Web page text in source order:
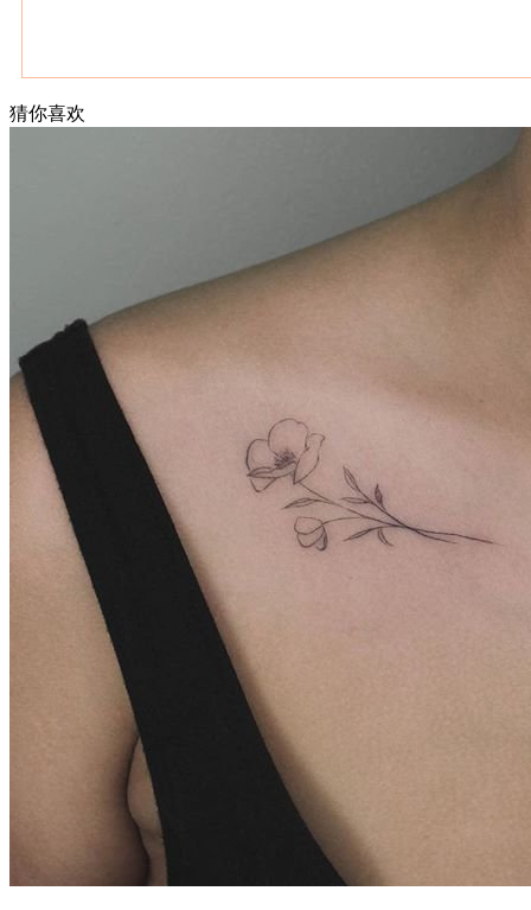
武汉老兵纹身微信
： 服务号：laobingwenshen 订阅号：laobing66666 打造国
文资讯！精美纹身图案及手稿 纹身作品 一站搞定！回复相
问千万素材的微官网，中国最强最全纹身图案尽在其中！
猜你喜欢